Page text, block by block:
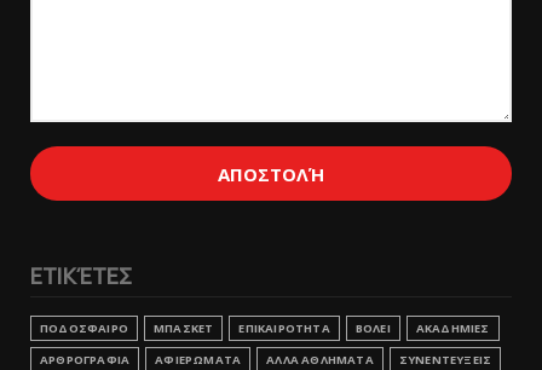
ΕΤΙΚΈΤΕΣ
ΠΟΔΟΣΦΑΙΡΟ ΜΠΑΣΚΕΤ ΕΠΙΚΑΙΡΟΤΗΤΑ ΒΟΛΕΙ
ΑΚΑΔΗΜΙΕΣ
ΑΡΘΡΟΓΡΑΦΙΑ
ΑΦΙΕΡΩΜΑΤΑ ΑΛΛΑ ΑΘΛΗΜΑΤΑ
ΣΥΝΕΝΤΕΥΞΕΙΣ